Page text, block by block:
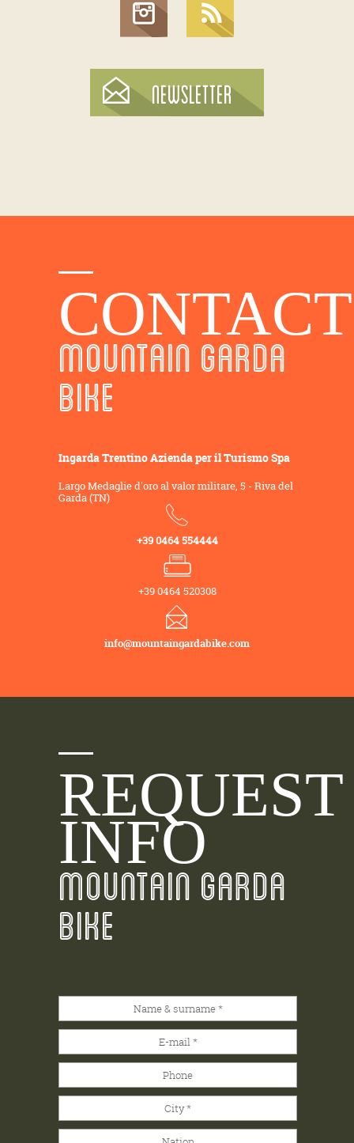
MOUNTAIN GARDA
BIKE
Ingarda Trentino Azienda per il Turismo Spa
Largo Medaglie d'oro al valor militare, 5 - Riva del
Garda (TN)
+39 0464 554444
+39 0464 520308
info@mountaingardabike.com
REQUEST
INFO
MOUNTAIN GARDA
BIKE